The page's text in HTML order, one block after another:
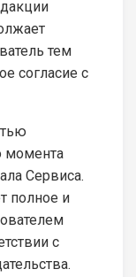
тем
согласие с
момента
Сервиса.
полное и
с